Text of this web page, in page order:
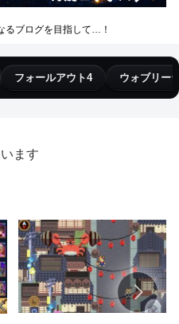
るブログを目指して…！
フォールアウト4 ウォブリー
ます